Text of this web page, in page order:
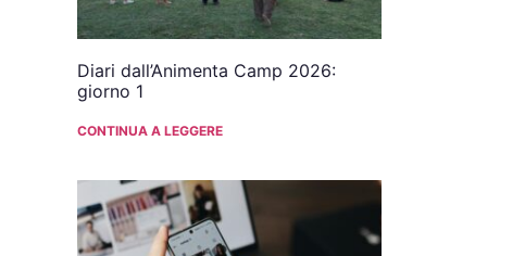
Diari dall’Animenta Camp 2026:
giorno 1
CONTINUA A LEGGERE